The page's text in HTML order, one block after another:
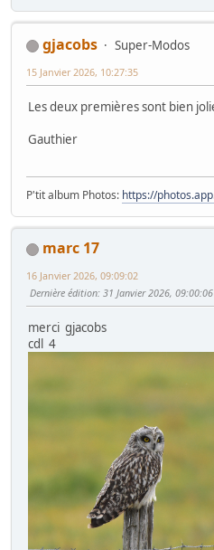
gjacobs
Super-Modos
15 Janvier 2026, 10:27:35
Les deux premières sont bien
Gauthier
P'tit album Photos: https://
marc 17
16 Janvier 2026, 09:09:02
Dernière édition: 31 Janvier 2026,
merci gjacobs
cdl 4